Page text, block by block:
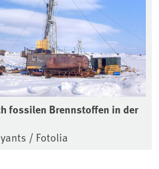
fossilen Brennstoffen in der
/ Fotolia